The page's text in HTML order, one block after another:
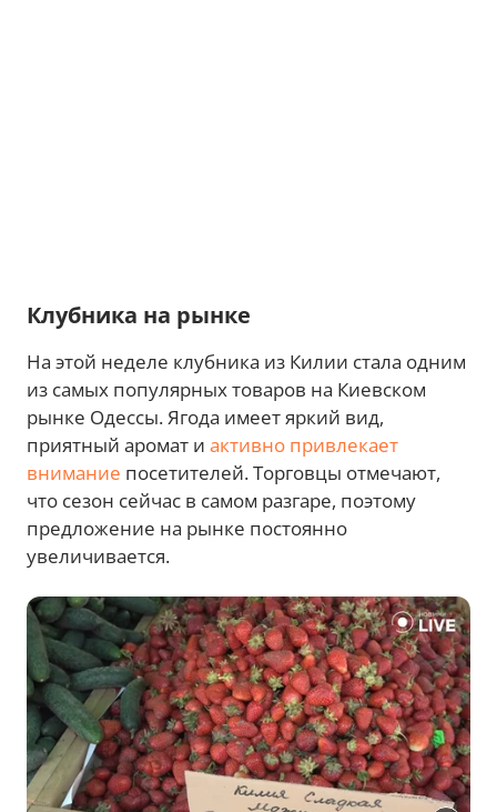
Клубника на рынке
На этой неделе клубника из Килии стала одним
из самых популярных товаров на Киевском
рынке Одессы. Ягода имеет яркий вид,
приятный аромат и активно привлекает
внимание посетителей. Торговцы отмечают,
что сезон сейчас в самом разгаре, поэтому
предложение на рынке постоянно
увеличивается.